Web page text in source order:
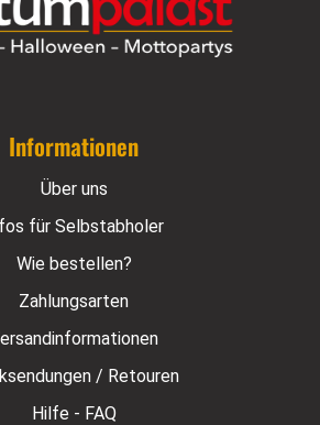
Informationen
Über uns
für Selbstabholer
Wie bestellen?
Zahlungsarten
/ Retouren
Hilfe - FAQ